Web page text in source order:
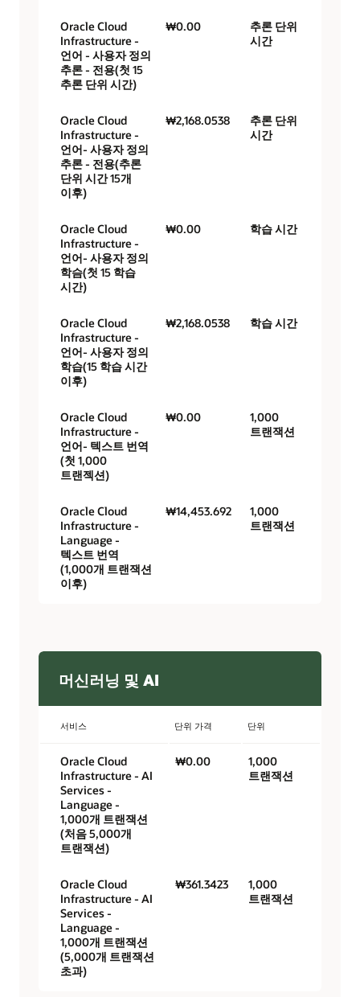
Oracle Cloud
Infrastructure -
언어 - 사용자 정의
추론 - 전용(첫 15
추론 단위 시간)
₩0.00
추론 단위
시간
Oracle Cloud
Infrastructure -
언어- 사용자 정의
추론 - 전용(추론
단위 시간 15개
이후)
₩2,168.0538
추론 단위
시간
Oracle Cloud
Infrastructure -
언어- 사용자 정의
학슴(첫 15 학습
시간)
₩0.00 학습 시간
Oracle Cloud
Infrastructure -
언어- 사용자 정의
학습(15 학습 시간
이후)
₩2,168.0538 학습 시간
Oracle Cloud
Infrastructure -
언어- 텍스트 번역
(첫 1,000
트랜젝션)
₩0.00
1,000
트랜잭션
Oracle Cloud
Infrastructure -
Language -
텍스트 번역
(1,000개 트랜잭션
이후)
₩14,453.692
1,000
트랜잭션
머신러닝 및 AI
서비스 단위 가격 단위
Oracle Cloud
Infrastructure - AI
Services -
Language -
1,000개 트랜잭션
(처음 5,000개
트랜잭션)
₩0.00
1,000
트랜잭션
Oracle Cloud
Infrastructure - AI
Services -
Language -
1,000개 트랜잭션
(5,000개 트랜잭션
초과)
₩361.3423
1,000
트랜잭션